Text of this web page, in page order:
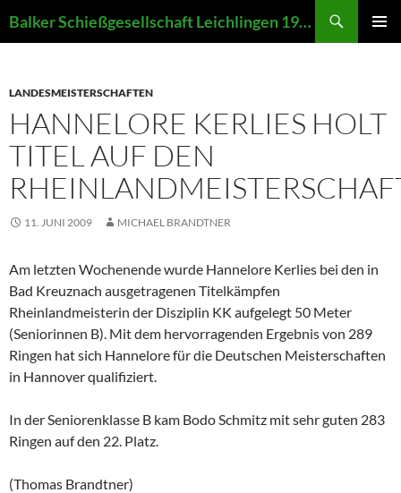
Inhalt
Balker Schießgesellschaft Leichlingen 1907 e.V.
LANDESMEISTERSCHAFTEN
HANNELORE KERLIES HOLT
TITEL AUF DEN
11. JUNI 2009 MICHAEL BRANDTNER
Am letzten Wochenende wurde Hannelore Kerlies bei den in
Bad Kreuznach ausgetragenen Titelkämpfen
Rheinlandmeisterin der Disziplin KK aufgelegt 50 Meter
(Seniorinnen B). Mit dem hervorragenden Ergebnis von 289
Ringen hat sich Hannelore für die Deutschen Meisterschaften
in Hannover qualifiziert.
In der Seniorenklasse B kam Bodo Schmitz mit sehr guten 283
Ringen auf den 22. Platz.
(Thomas Brandtner)